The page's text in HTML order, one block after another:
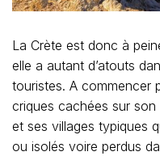
La Crète est donc à
elle a autant d’atouts
touristes. A commencer
criques cachées sur
et ses villages typiques
ou isolés voire perdus